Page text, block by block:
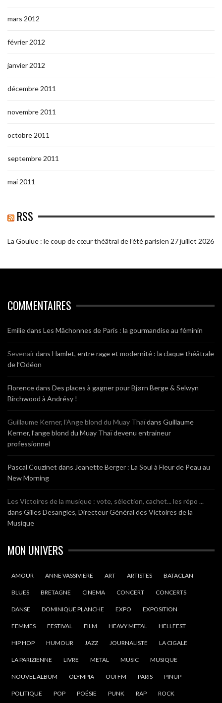
mars 2012
février 2012
janvier 2012
décembre 2011
novembre 2011
octobre 2011
septembre 2011
mai 2011
RSS
La Goulue : le coup de cœur théâtral de l’été parisien 27 juillet 2026
COMMENTAIRES
Emiliedans Les Mâchonnes de Paris : la gourmandise au féminin
Sevenairdans Hamlet, entre rage et modernité : la claque théâtrale
de l’Odéon
Florencedans Des places à gagner pour Bjørn Berge & Selwyn
Birchwood à Andrésy !
Guillaume Kerner, l’Ange blond du Muay Thaïdans Guillaume
Kerner, l’ange blond du Muay Thaï devenu entraineur
professionnel
Pascal Couzinet dans Jeanette Berger : La Soul à Fleur de Peau au
New Morning
Les Victoires de la musique : vote, sélection, cachet... les répo ...
dans Gilles Desangles, Directeur Général des Victoires de la
Musique
MON UNIVERS
AMOUR ANNE VASSIVIERE ART ARTISTES BATACLAN
BLUES BRETAGNE CINEMA CONCERT CONCERTS
DANSE DOMINIQUE PLANCHE EXPO EXPOSITION
FEMMES FESTIVAL FILM HEAVY METAL HELLFEST
HIP HOP HUMOUR JAZZ JOURNALISTE LA CIGALE
LA PARIZIENNE LIVRE METAL MUSIC MUSIQUE
NOUVEL ALBUM OLYMPIA OUI FM PARIS PINUP
POLITIQUE POP POÉSIE PUNK RAP ROCK